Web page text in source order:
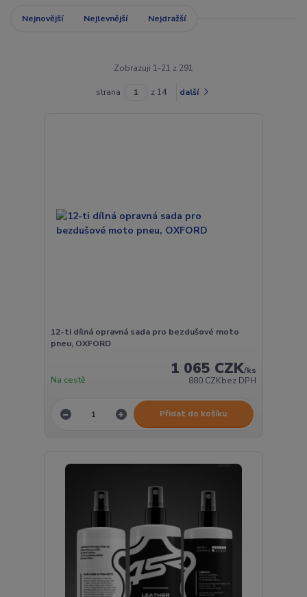
Nejnovější Nejlevnější Nejdražší
Zobrazuji 1-21 z 291
strana z 14 další
12-ti dílná opravná sada pro bezdušové moto
pneu, OXFORD
1 065 CZK/ks
880 CZKbez DPH
Na cestě
Přidat do košíku